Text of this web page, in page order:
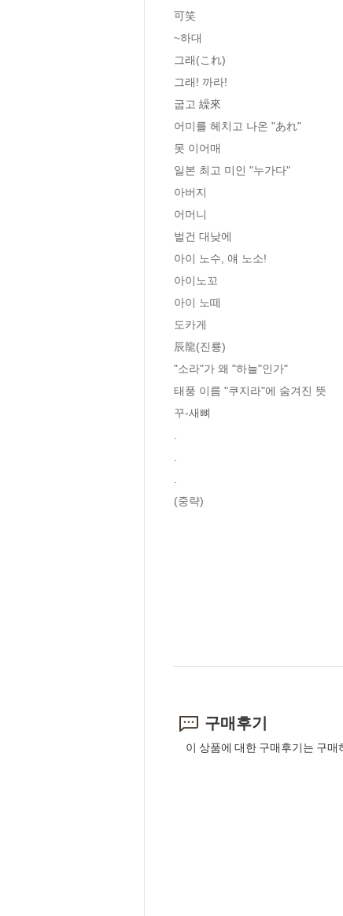
可笑
~하대
그래(これ)
그래! 까라!
굽고 繰來
어미를 헤치고 나온 "あれ"
못 이어매
일본 최고 미인 "누가다"
아버지
어머니
벌건 대낮에
아이 노수, 얘 노소!
아이노꼬
아이 노떼
도카게
辰龍(진룡)
"소라"가 왜 "하늘"인가"
태풍 이름 "쿠지라"에 숨겨진 뜻
꾸-새뼈
(중략)
구매후기
이 상품에 대한 구매후기는 구매